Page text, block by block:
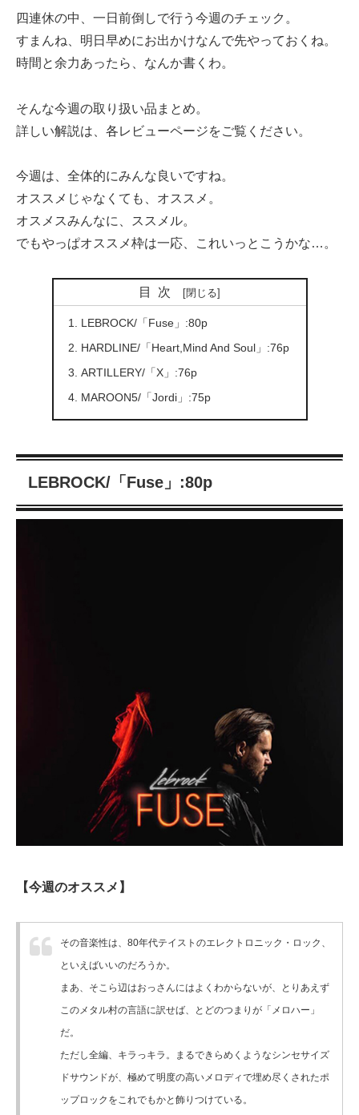
四連休の中、一日前倒しで行う今週のチェック。
すまんね、明日早めにお出かけなんで先やっておくね。
時間と余力あったら、なんか書くわ。
そんな今週の取り扱い品まとめ。
詳しい解説は、各レビューページをご覧ください。
今週は、全体的にみんな良いですね。
オススメじゃなくても、オススメ。
オスメスみんなに、ススメル。
でもやっぱオススメ枠は一応、これいっとこうかな…。
目次
LEBROCK/「Fuse」:80p
HARDLINE/「Heart,Mind And Soul」:76p
ARTILLERY/「X」:76p
MAROON5/「Jordi」:75p
LEBROCK/「Fuse」:80p
【今週のオススメ】
その音楽性は、80年代テイストのエレクトロニック・ロック、
といえばいいのだろうか。
まあ、そこら辺はおっさんにはよくわからないが、とりあえず
このメタル村の言語に訳せば、とどのつまりが「メロハー」
だ。
ただし全編、キラっキラ。まるできらめくようなシンセサイズ
ドサウンドが、極めて明度の高いメロディで埋め尽くされたポ
ップロックをこれでもかと飾りつけている。